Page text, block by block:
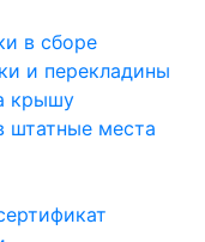
в сборе
и перекладины
крышу
штатные места